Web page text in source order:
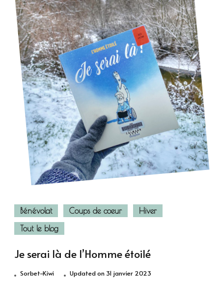
Bénévolat Coups de coeur
Hiver
Tout le blog
Je serai là de l’Homme étoilé
Sorbet-Kiwi Updated on 31 janvier 2023